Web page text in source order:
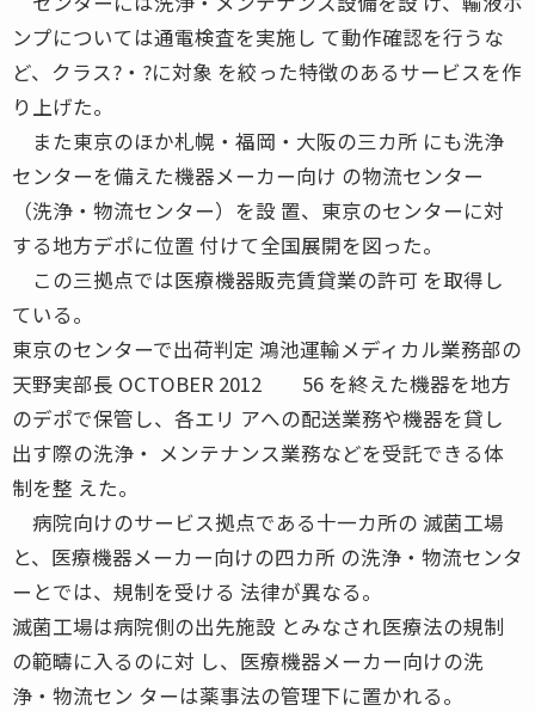
ンプについては通電検査を実施し て動作確認を行うな
ど、クラス?・?に対象 を絞った特徴のあるサービスを作
り上げた。
また東京のほか札幌・福岡・大阪の三カ所 にも洗浄
センターを備えた機器メーカー向け の物流センター
（洗浄・物流センター）を設 置、東京のセンターに対
する地方デポに位置 付けて全国展開を図った。
この三拠点では医療機器販売賃貸業の許可 を取得し
ている。
東京のセンターで出荷判定 鴻池運輸メディカル業務部の
天野実部長 OCTOBER 2012 56 を終えた機器を地方
のデポで保管し、各エリ アへの配送業務や機器を貸し
出す際の洗浄・ メンテナンス業務などを受託できる体
制を整 えた。
病院向けのサービス拠点である十一カ所の 滅菌工場
と、医療機器メーカー向けの四カ所 の洗浄・物流センタ
ーとでは、規制を受ける 法律が異なる。
滅菌工場は病院側の出先施設 とみなされ医療法の規制
の範疇に入るのに対 し、医療機器メーカー向けの洗
浄・物流セン ターは薬事法の管理下に置かれる。